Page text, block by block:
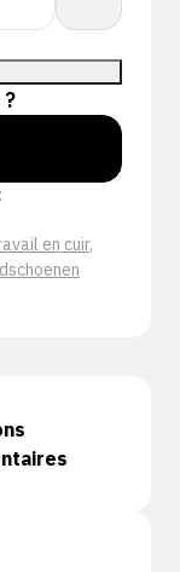
en cuir,